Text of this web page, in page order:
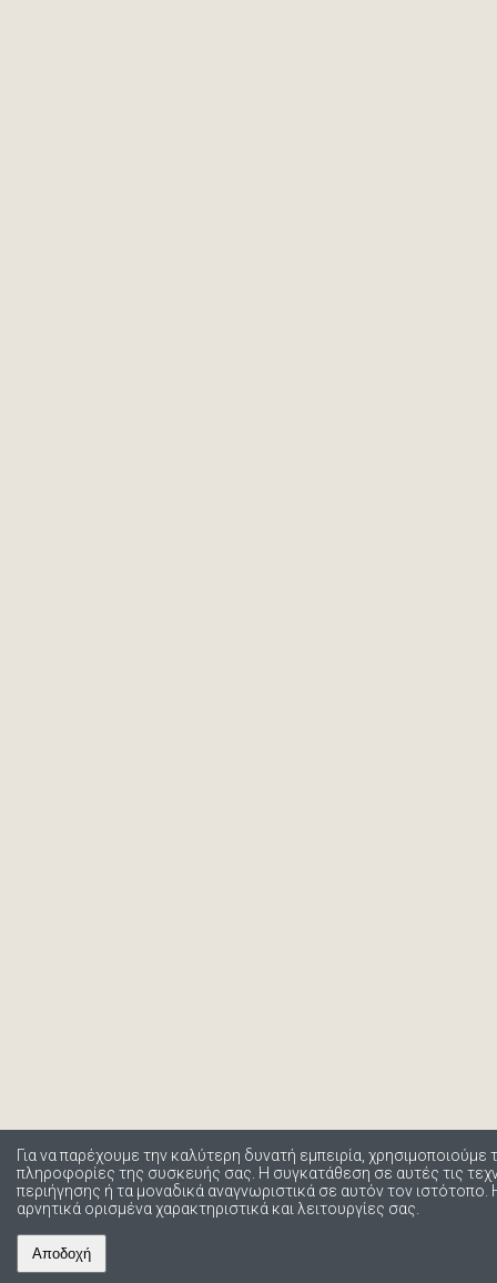
Για να παρέχουμε την καλύτερη δυνατή εμπειρία,
πληροφορίες της συσκευής σας. Η συγκατάθεση σε αυτές τις
περιήγησης ή τα μοναδικά αναγνωριστικά σε αυτόν τον
αρνητικά ορισμένα χαρακτηριστικά και λειτουργίες σας.
Αποδοχή